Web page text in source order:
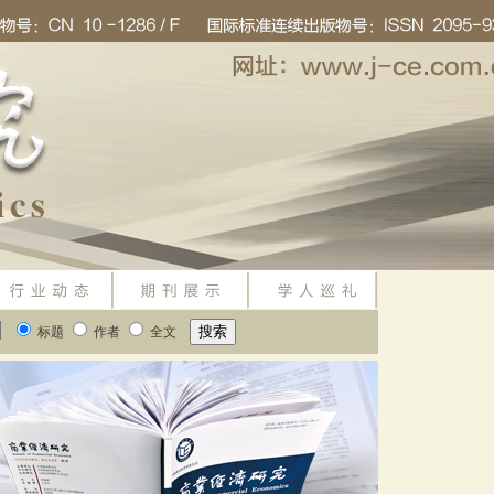
标题 作者 全文